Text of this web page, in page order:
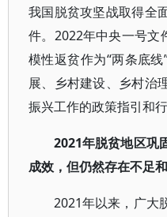
我国脱贫攻坚战取得全
件。2022年中央一号文
模性返贫作为“两条底
展、乡村建设、乡村治
振兴工作的政策指引和行
2021年脱贫地区巩
成效，但仍然存在不足
2021年以来，广大